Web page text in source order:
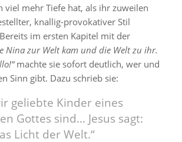
viel mehr Tiefe hat, als ihr zuweilen
knallig-provokativer Stil
im ersten Kapitel mit der
Nina zur Welt kam und die Welt zu ihr.
machte sie sofort deutlich, wer und
Sinn gibt. Dazu schrieb sie:
geliebte Kinder eines
Gottes sind… Jesus sagt:
Licht der Welt.“